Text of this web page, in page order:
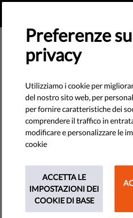
The requested page
Please go to home page by
Preferenze
privacy
Utilizziamo i cookie per
del nostro sito web, per
per fornire caratteristiche dei
comprendere il traffico in
modificare e personalizzare le
cookie
ACCETTA LE
IMPOSTAZIONI DEI
COOKIE DI BASE